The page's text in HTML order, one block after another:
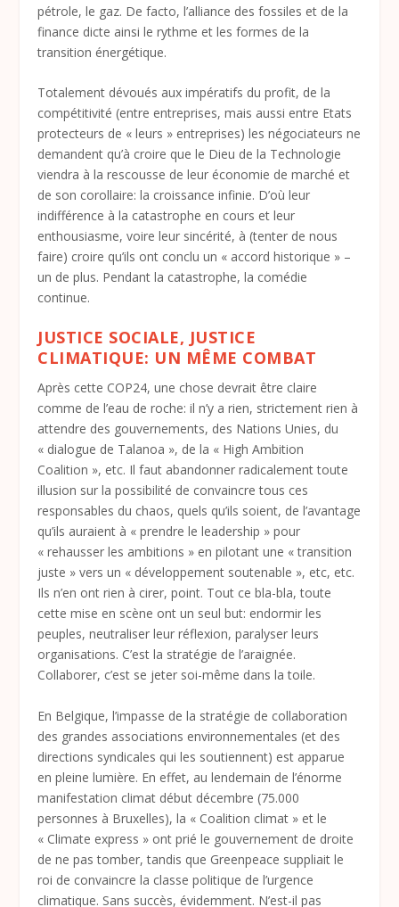
pétrole, le gaz. De facto, l’alliance des fossiles et de la
finance dicte ainsi le rythme et les formes de la
transition énergétique.
Totalement dévoués aux impératifs du profit, de la
compétitivité (entre entreprises, mais aussi entre Etats
protecteurs de « leurs » entreprises) les négociateurs ne
demandent qu’à croire que le Dieu de la Technologie
viendra à la rescousse de leur économie de marché et
de son corollaire: la croissance infinie. D’où leur
indifférence à la catastrophe en cours et leur
enthousiasme, voire leur sincérité, à (tenter de nous
faire) croire qu’ils ont conclu un « accord historique » –
un de plus. Pendant la catastrophe, la comédie
continue.
JUSTICE SOCIALE, JUSTICE
CLIMATIQUE: UN MÊME COMBAT
Après cette COP24, une chose devrait être claire
comme de l’eau de roche: il n’y a rien, strictement rien à
attendre des gouvernements, des Nations Unies, du
« dialogue de Talanoa », de la « High Ambition
Coalition », etc. Il faut abandonner radicalement toute
illusion sur la possibilité de convaincre tous ces
responsables du chaos, quels qu’ils soient, de l’avantage
qu’ils auraient à « prendre le leadership » pour
« rehausser les ambitions » en pilotant une « transition
juste » vers un « développement soutenable », etc, etc.
Ils n’en ont rien à cirer, point. Tout ce bla-bla, toute
cette mise en scène ont un seul but: endormir les
peuples, neutraliser leur réflexion, paralyser leurs
organisations. C’est la stratégie de l’araignée.
Collaborer, c’est se jeter soi-même dans la toile.
En Belgique, l’impasse de la stratégie de collaboration
des grandes associations environnementales (et des
directions syndicales qui les soutiennent) est apparue
en pleine lumière. En effet, au lendemain de l’énorme
manifestation climat début décembre (75.000
personnes à Bruxelles), la « Coalition climat » et le
« Climate express » ont prié le gouvernement de droite
de ne pas tomber, tandis que Greenpeace suppliait le
roi de convaincre la classe politique de l’urgence
climatique. Sans succès, évidemment. N’est-il pas